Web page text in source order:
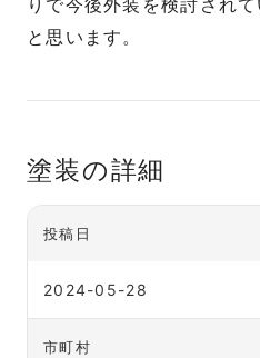
りで今後外装を検討され
と思います。
塗装の詳細
投稿日
2024-05-28
市町村